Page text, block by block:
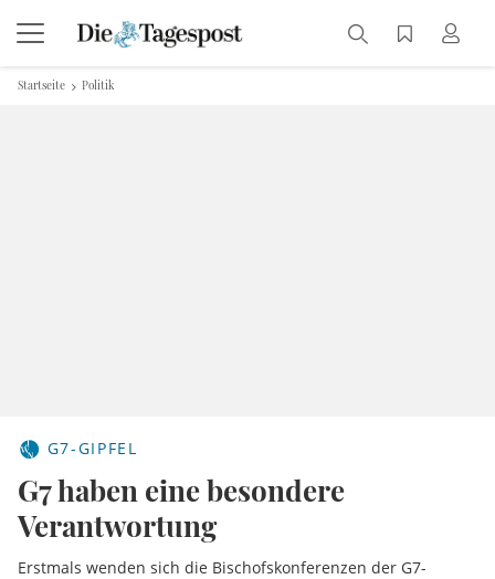
Startseite Politik
G7-GIPFEL
G7 haben eine besondere
Verantwortung
Erstmals wenden sich die Bischofskonferenzen der G7-